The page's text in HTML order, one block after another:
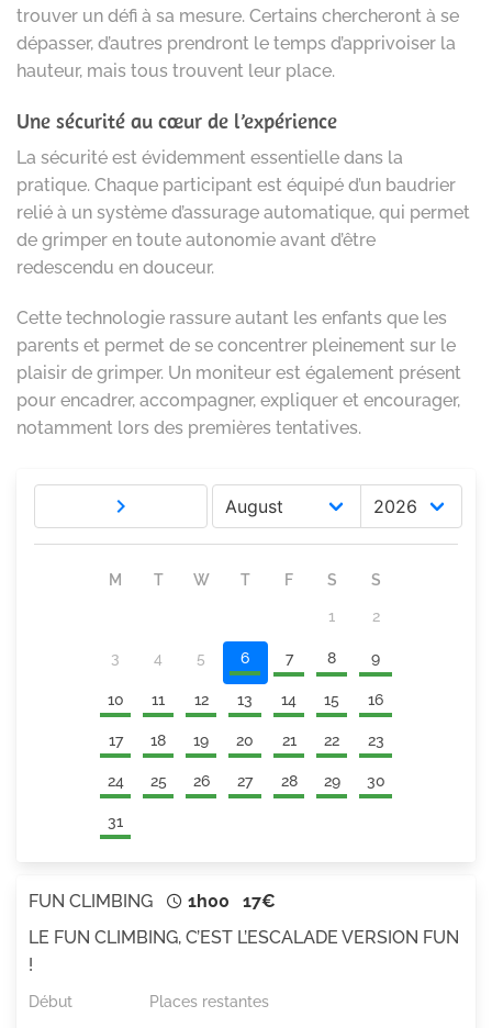
trouver un défi à sa mesure. Certains chercheront à se
dépasser, d’autres prendront le temps d’apprivoiser la
hauteur, mais tous trouvent leur place.
Une sécurité au cœur de l’expérience
La sécurité est évidemment essentielle dans la
pratique. Chaque participant est équipé d’un baudrier
relié à un système d’assurage automatique, qui permet
de grimper en toute autonomie avant d’être
redescendu en douceur.
Cette technologie rassure autant les enfants que les
parents et permet de se concentrer pleinement sur le
plaisir de grimper. Un moniteur est également présent
pour encadrer, accompagner, expliquer et encourager,
notamment lors des premières tentatives.